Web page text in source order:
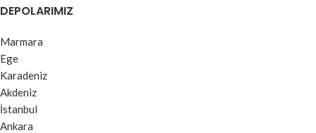
DEPOLARIMIZ
Marmara
Ege
Karadeniz
Akdeniz
İstanbul
Ankara